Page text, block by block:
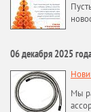
06 декабря 2025
Мы